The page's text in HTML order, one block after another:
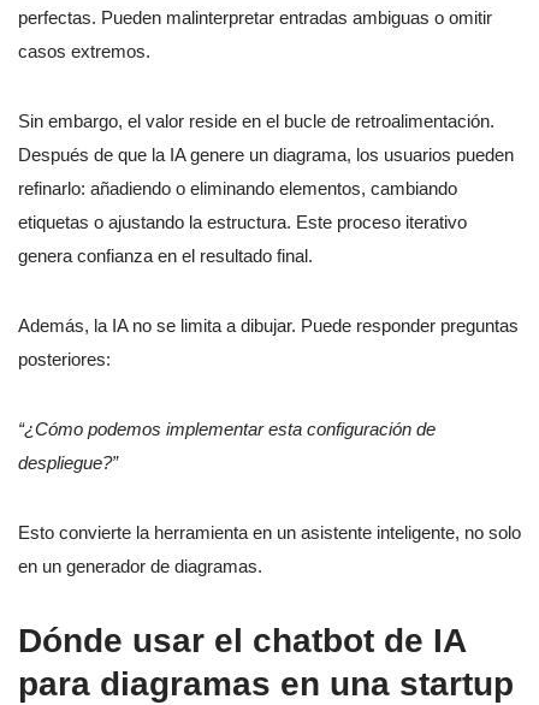
perfectas. Pueden malinterpretar entradas ambiguas o omitir
casos extremos.
Sin embargo, el valor reside en el bucle de retroalimentación.
Después de que la IA genere un diagrama, los usuarios pueden
refinarlo: añadiendo o eliminando elementos, cambiando
etiquetas o ajustando la estructura. Este proceso iterativo
genera confianza en el resultado final.
Además, la IA no se limita a dibujar. Puede responder preguntas
posteriores:
“¿Cómo podemos implementar esta configuración de
despliegue?”
Esto convierte la herramienta en un asistente inteligente, no solo
en un generador de diagramas.
Dónde usar el chatbot de IA
para diagramas en una startup